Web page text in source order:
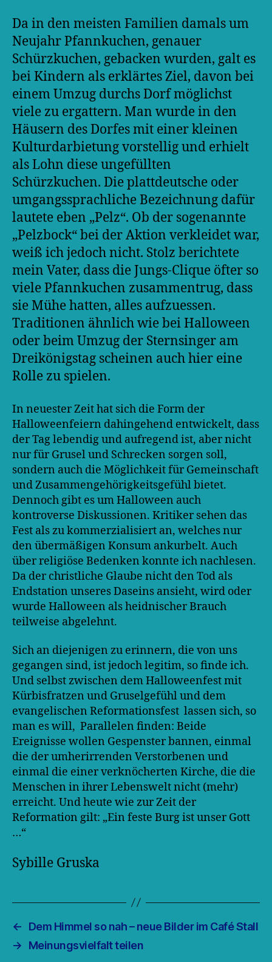
Da in den meisten Familien damals um
Neujahr Pfannkuchen, genauer
Schürzkuchen, gebacken wurden, galt es
bei Kindern als erklärtes Ziel, davon bei
einem Umzug durchs Dorf möglichst
viele zu ergattern. Man wurde in den
Häusern des Dorfes mit einer kleinen
Kulturdarbietung vorstellig und erhielt
als Lohn diese ungefüllten
Schürzkuchen. Die plattdeutsche oder
umgangssprachliche Bezeichnung dafür
lautete eben „Pelz“. Ob der sogenannte
„Pelzbock“ bei der Aktion verkleidet war,
weiß ich jedoch nicht. Stolz berichtete
mein Vater, dass die Jungs-Clique öfter so
viele Pfannkuchen zusammentrug, dass
sie Mühe hatten, alles aufzuessen.
Traditionen ähnlich wie bei Halloween
oder beim Umzug der Sternsinger am
Dreikönigstag scheinen auch hier eine
Rolle zu spielen.
In neuester Zeit hat sich die Form der
Halloweenfeiern dahingehend entwickelt, dass
der Tag lebendig und aufregend ist, aber nicht
nur für Grusel und Schrecken sorgen soll,
sondern auch die Möglichkeit für Gemeinschaft
und Zusammengehörigkeitsgefühl bietet.
Dennoch gibt es um Halloween auch
kontroverse Diskussionen. Kritiker sehen das
Fest als zu kommerzialisiert an, welches nur
den übermäßigen Konsum ankurbelt. Auch
über religiöse Bedenken konnte ich nachlesen.
Da der christliche Glaube nicht den Tod als
Endstation unseres Daseins ansieht, wird oder
wurde Halloween als heidnischer Brauch
teilweise abgelehnt.
Sich an diejenigen zu erinnern, die von uns
gegangen sind, ist jedoch legitim, so finde ich.
Und selbst zwischen dem Halloweenfest mit
Kürbisfratzen und Gruselgefühl und dem
evangelischen Reformationsfest lassen sich, so
man es will, Parallelen finden: Beide
Ereignisse wollen Gespenster bannen, einmal
die der umherirrenden Verstorbenen und
einmal die einer verknöcherten Kirche, die die
Menschen in ihrer Lebenswelt nicht (mehr)
erreicht. Und heute wie zur Zeit der
Reformation gilt: „Ein feste Burg ist unser Gott
…“
Sybille Gruska
←
Dem Himmel so nah – neue Bilder im Café Stall
→
Meinungsvielfalt teilen